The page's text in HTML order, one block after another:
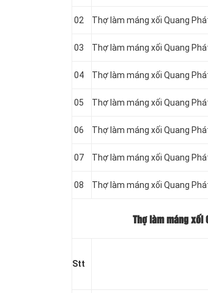
02 Thợ làm máng xối Quang
03 Thợ làm máng xối Quang
04 Thợ làm máng xối Quang
05 Thợ làm máng xối Quang
06 Thợ làm máng xối Quang
07 Thợ làm máng xối Quang
08 Thợ làm máng xối Quang
Thợ làm máng xối
Stt